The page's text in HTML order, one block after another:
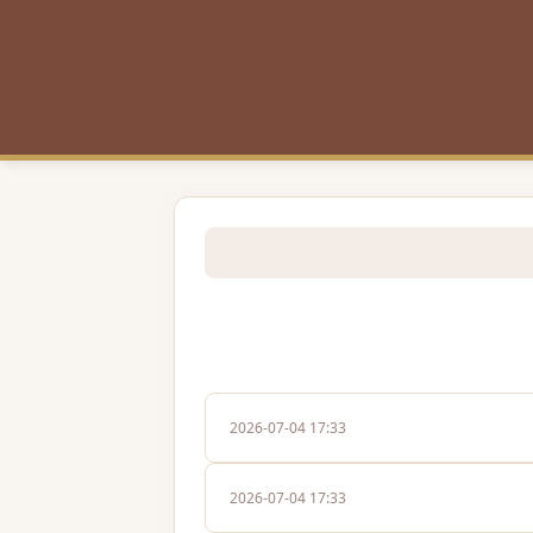
2026-07-04 17:33
2026-07-04 17:33